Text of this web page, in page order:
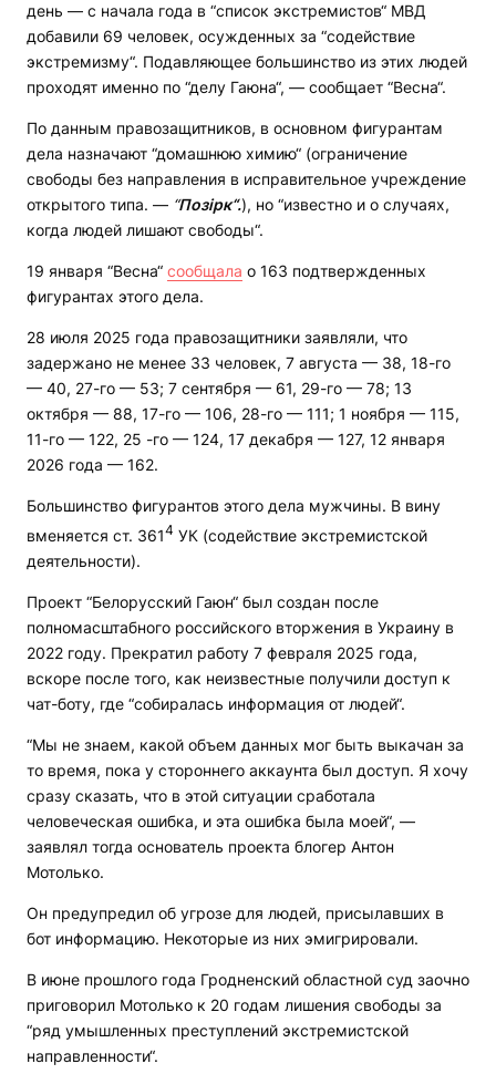
день — с начала года в “список экстремистов“ МВД
добавили 69 человек, осужденных за “содействие
экстремизму“. Подавляющее большинство из этих людей
проходят именно по “делу Гаюна“, — сообщает “Весна“.
По данным правозащитников, в основном фигурантам
дела назначают “домашнюю химию“ (ограничение
свободы без направления в исправительное учреждение
открытого типа. — “Позірк“.), но “известно и о случаях,
когда людей лишают свободы“.
19 января “Весна“ сообщала о 163 подтвержденных
фигурантах этого дела.
28 июля 2025 года правозащитники заявляли, что
задержано не менее 33 человек, 7 августа — 38, 18-го
— 40, 27-го — 53; 7 сентября — 61, 29-го — 78; 13
октября — 88, 17-го — 106, 28-го — 111; 1 ноября — 115,
11-го — 122, 25 -го — 124, 17 декабря — 127, 12 января
2026 года — 162.
Большинство фигурантов этого дела мужчины. В вину
вменяется ст. 3614 УК (содействие экстремистской
деятельности).
Проект “Белорусский Гаюн“ был создан после
полномасштабного российского вторжения в Украину в
2022 году. Прекратил работу 7 февраля 2025 года,
вскоре после того, как неизвестные получили доступ к
чат-боту, где “собиралась информация от людей“.
“Мы не знаем, какой объем данных мог быть выкачан за
то время, пока у стороннего аккаунта был доступ. Я хочу
сразу сказать, что в этой ситуации сработала
человеческая ошибка, и эта ошибка была моей“, —
заявлял тогда основатель проекта блогер Антон
Мотолько.
Он предупредил об угрозе для людей, присылавших в
бот информацию. Некоторые из них эмигрировали.
В июне прошлого года Гродненский областной суд заочно
приговорил Мотолько к 20 годам лишения свободы за
“ряд умышленных преступлений экстремистской
направленности“.